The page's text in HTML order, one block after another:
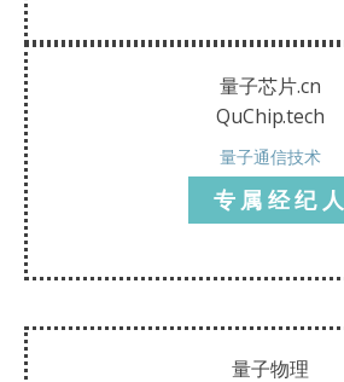
量子芯片.cn
QuChip.tech
量子通信技术
专属经纪人
量子物理